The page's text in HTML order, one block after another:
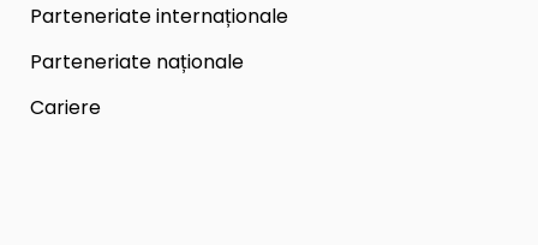
Parteneriate internaționale
Parteneriate naționale
Cariere